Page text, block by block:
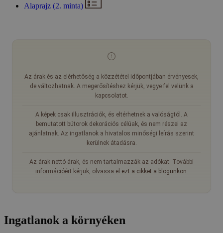
Alaprajz (2. minta)
Az árak és az elérhetőség a közzététel időpontjában érvényesek,
de változhatnak. A megerősítéshez kérjük, vegye fel velünk a
kapcsolatot.
A képek csak illusztrációk, és eltérhetnek a valóságtól. A
bemutatott bútorok dekorációs célúak, és nem részei az
ajánlatnak. Az ingatlanok a hivatalos minőségi leírás szerint
kerülnek átadásra.
Az árak nettó árak, és nem tartalmazzák az adókat. További
információért kérjük, olvassa el ezt a cikket a blogunkon
Ingatlanok a környéken